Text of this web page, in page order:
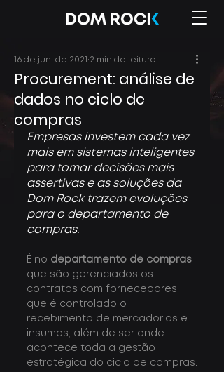
Procurement: análise de
dados no ciclo de
compras
16 de jun. de 2021 2 min de leitura
Empresas investem cada vez
mais em sistemas inteligentes
para tomar decisões mais
assertivas e as soluções da
Dom Rock trazem evoluções
para o departamento de
compras.
É no departamento de compras
que são gerenciados os
contratos com fornecedores,
que é controlado o
recebimento de mercadorias e
insumos, além de ser onde
acontece toda a gestão
estratégica do ciclo de compras.